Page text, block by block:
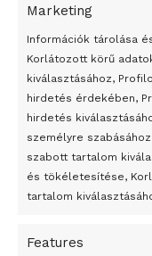
Marketing
Információk tárolása
Korlátozott körű
kiválasztásához,
hirdetés érdekében,
hirdetés
személyre
szabott tartalom
és tökéletesítése,
tartalom
Features
Átmenetileg
Egy vagyonért adták
Az 1950-ben elhunyt
felhasználhatóvá
Peking – A visegrádi